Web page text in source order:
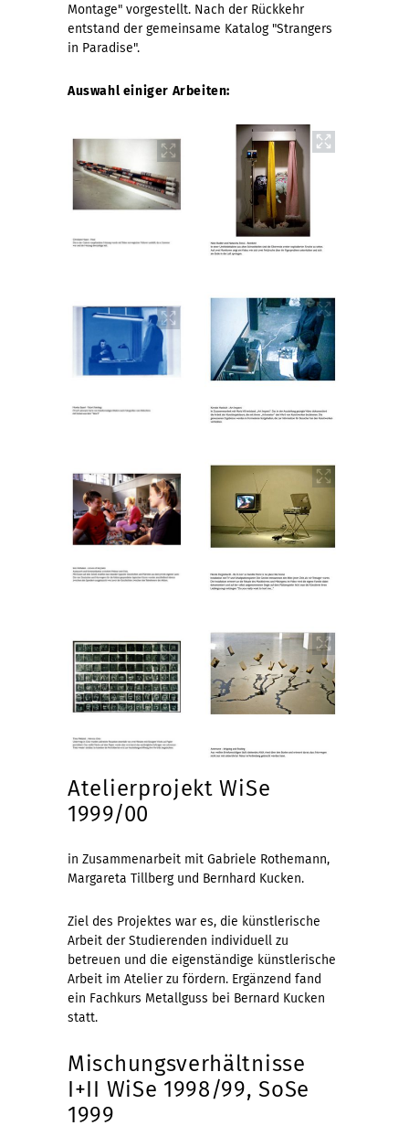
Montage" vorgestellt. Nach der Rückkehr
entstand der gemeinsame Katalog "Strangers
in Paradise".
Auswahl einiger Arbeiten:
Atelierprojekt WiSe
1999/00
in Zusammenarbeit mit Gabriele Rothemann,
Margareta Tillberg und Bernhard Kucken.
Ziel des Projektes war es, die künstlerische
Arbeit der Studierenden individuell zu
betreuen und die eigenständige künstlerische
Arbeit im Atelier zu fördern. Ergänzend fand
ein Fachkurs Metallguss bei Bernard Kucken
statt.
Mischungsverhältnisse
I+II WiSe 1998/99, SoSe
1999